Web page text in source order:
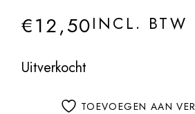
€12,50INCL. BTW
Uitverkocht
TOEVOEGEN AAN